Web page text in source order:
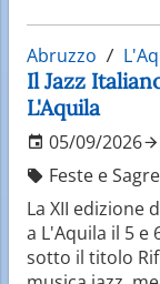
Abruzzo
Il Jazz
L'Aquila
05/09/2026
Feste e Sagre
La XII edizione
a L'Aquila il 5 e
sotto il titolo